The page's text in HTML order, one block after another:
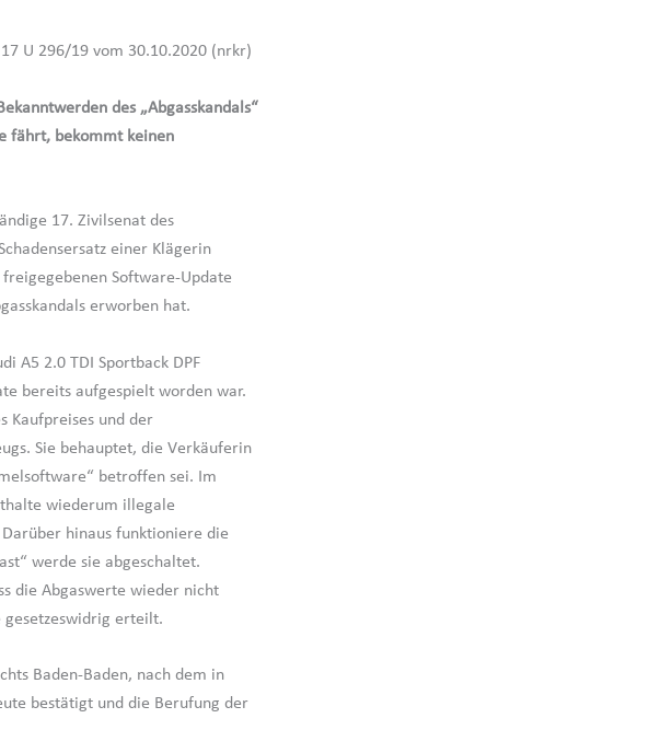
U 296/19 vom 30.10.2020 (nrkr)
des „Abgasskandals“
fährt, bekommt keinen
17. Zivilsenat des
einer Klägerin
Software-Update
erworben hat.
A5 2.0 TDI Sportback DPF
bereits aufgespielt worden war.
Kaufpreises und der
Sie behauptet, die Verkäuferin
betroffen sei. Im
wiederum illegale
hinaus funktioniere die
werde sie abgeschaltet.
die Abgaswerte wieder nicht
gesetzeswidrig erteilt.
Baden-Baden, nach dem in
bestätigt und die Berufung der